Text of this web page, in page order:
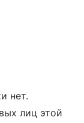
нет.
лиц этой